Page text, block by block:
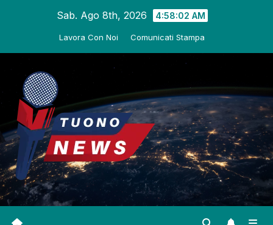
Sab. Ago 8th, 2026 4:58:03 AM
Lavora Con Noi Comunicati Stampa